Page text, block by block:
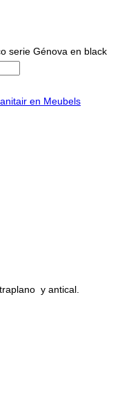
serie Génova en black
en Meubels
y antical.